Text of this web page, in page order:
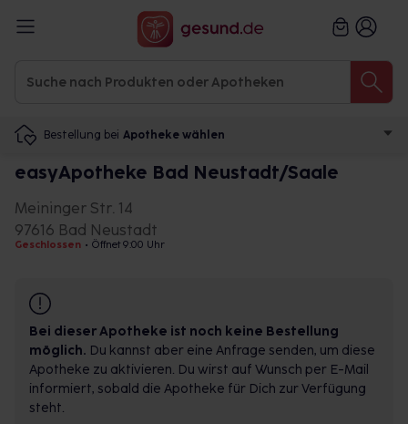
Bestellung bei Apotheke wählen
easyApotheke Bad Neustadt/Saale
Meininger Str. 14
97616 Bad Neustadt
Geschlossen • Öffnet 9:00 Uhr
Bei dieser Apotheke ist noch keine Bestellung
möglich. Du kannst aber eine Anfrage senden, um diese
Apotheke zu aktivieren. Du wirst auf Wunsch per E-Mail
informiert, sobald die Apotheke für Dich zur Verfügung
steht.